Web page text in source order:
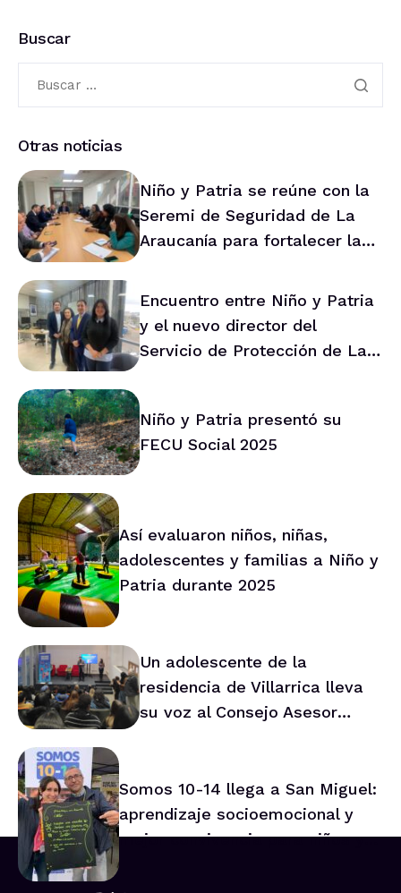
Buscar
Otras noticias
Niño y Patria se reúne con la
Seremi de Seguridad de La
Araucanía para fortalecer la
Encuentro entre Niño y Patria
y el nuevo director del
Servicio de Protección de La
Niño y Patria presentó su
FECU Social 2025
Así evaluaron niños, niñas,
adolescentes y familias a Niño y
Patria durante 2025
Un adolescente de la
residencia de Villarrica lleva
su voz al Consejo Asesor
Somos 10-14 llega a San Miguel:
aprendizaje socioemocional y
mejor convivencia para niños y